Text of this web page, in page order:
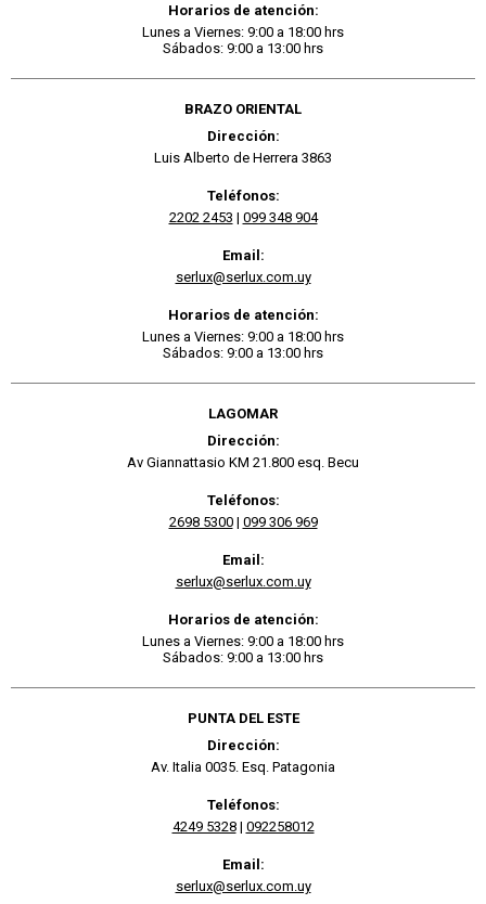
Horarios de atención:
Lunes a Viernes: 9:00 a 18:00 hrs
Sábados: 9:00 a 13:00 hrs
BRAZO ORIENTAL
Dirección:
Luis Alberto de Herrera 3863
Teléfonos:
2202 2453 | 099 348 904
Email:
serlux@serlux.com.uy
Horarios de atención:
Lunes a Viernes: 9:00 a 18:00 hrs
Sábados: 9:00 a 13:00 hrs
LAGOMAR
Dirección:
Av Giannattasio KM 21.800 esq. Becu
Teléfonos:
2698 5300| 099 306 969
Email:
serlux@serlux.com.uy
Horarios de atención:
Lunes a Viernes: 9:00 a 18:00 hrs
Sábados: 9:00 a 13:00 hrs
PUNTA DEL ESTE
Dirección:
Av. Italia 0035. Esq. Patagonia
Teléfonos:
4249 5328| 092258012
Email:
serlux@serlux.com.uy